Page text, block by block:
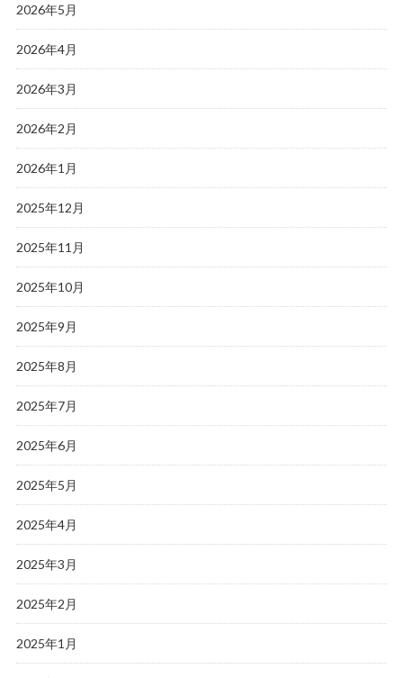
2026年5月
2026年4月
2026年3月
2026年2月
2026年1月
2025年12月
2025年11月
2025年10月
2025年9月
2025年8月
2025年7月
2025年6月
2025年5月
2025年4月
2025年3月
2025年2月
2025年1月